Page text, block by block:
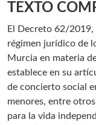
TEXTO
El
Decreto 62/2019,
régimen jurídico de
Murcia en materia
establece en su
de concierto social
menores, entre
para la vida